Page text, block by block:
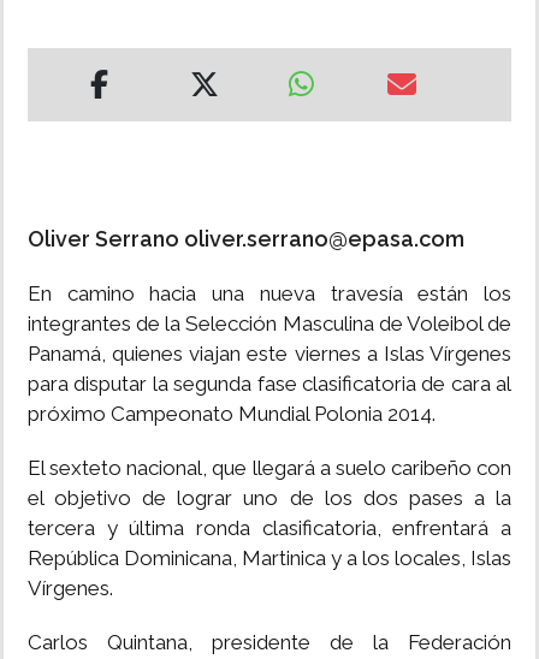
DEPORTES
MULTIMEDIA
IMPRESO
Oliver Serrano oliver.serrano@epasa.com
En camino hacia una nueva travesía están los
integrantes de la Selección Masculina de Voleibol de
Panamá, quienes viajan este viernes a Islas Vírgenes
para disputar la segunda fase clasificatoria de cara al
próximo Campeonato Mundial Polonia 2014.
El sexteto nacional, que llegará a suelo caribeño con
el objetivo de lograr uno de los dos pases a la
tercera y última ronda clasificatoria, enfrentará a
República Dominicana, Martinica y a los locales, Islas
Vírgenes.
Carlos Quintana, presidente de la Federación